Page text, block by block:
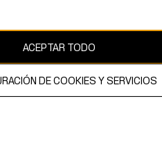
ACEPTAR TODO
DE COOKIES Y SERVICIOS